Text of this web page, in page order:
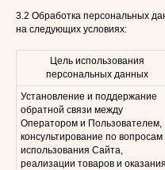
3.2 Обработка персональных
на следующих условиях:
Цель использования
персональных данных
Установление и поддержание
обратной связи между
Оператором и Пользователем,
консультирование по вопросам
использования Сайта,
реализации товаров и оказания